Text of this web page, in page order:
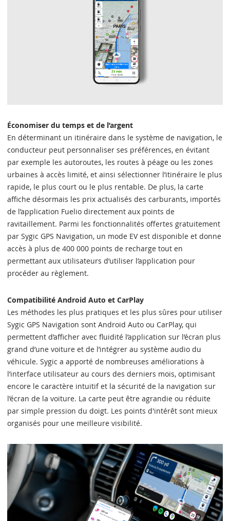
Économiser du temps et de l’argent
En déterminant un itinéraire dans le système de navigation, le
conducteur peut personnaliser ses préférences, en évitant
par exemple les autoroutes, les routes à péage ou les zones
urbaines à accès limité, et ainsi sélectionner l’itinéraire le plus
rapide, le plus court ou le plus rentable. De plus, la carte
affiche désormais les prix actualisés des carburants, importés
de l’application Fuelio directement aux points de
ravitaillement. Parmi les fonctionnalités offertes gratuitement
par Sygic GPS Navigation, un mode EV est disponible et donne
accès à plus de 400 000 points de recharge tout en
permettant aux utilisateurs d’utiliser l’application pour
procéder au règlement.
Compatibilité Android Auto et CarPlay
Les méthodes les plus pratiques et les plus sûres pour utiliser
Sygic GPS Navigation sont Android Auto ou CarPlay, qui
permettent d’afficher avec fluidité l’application sur l’écran plus
grand d’une voiture et de l’intégrer au système audio du
véhicule. Sygic a apporté de nombreuses améliorations à
l’interface utilisateur au cours des derniers mois, optimisant
encore le caractère intuitif et la sécurité de la navigation sur
l’écran de la voiture. La carte peut être agrandie ou réduite
par simple pression du doigt. Les points d'intérêt sont mieux
organisés pour une meilleure visibilité.